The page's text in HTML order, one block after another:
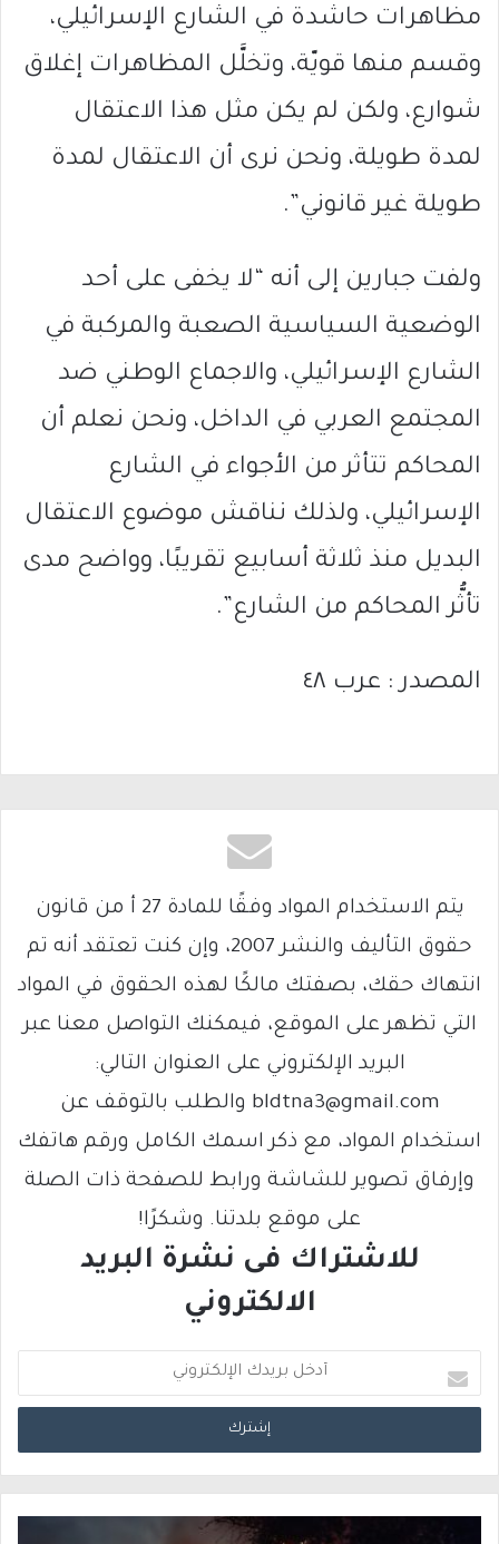
مظاهرات حاشدة في الشارع الإسرائيلي،
وقسم منها قويّة، وتخلَّل المظاهرات إغلاق
شوارع، ولكن لم يكن مثل هذا الاعتقال
لمدة طويلة، ونحن نرى أن الاعتقال لمدة
طويلة غير قانوني”.
ولفت جبارين إلى أنه “لا يخفى على أحد
الوضعية السياسية الصعبة والمركبة في
الشارع الإسرائيلي، والاجماع الوطني ضد
المجتمع العربي في الداخل، ونحن نعلم أن
المحاكم تتأثر من الأجواء في الشارع
الإسرائيلي، ولذلك نناقش موضوع الاعتقال
البديل منذ ثلاثة أسابيع تقريبًا، وواضح مدى
تأثُّر المحاكم من الشارع”.
المصدر : عرب ٤٨
يتم الاستخدام المواد وفقًا للمادة 27 أ من قانون
حقوق التأليف والنشر 2007، وإن كنت تعتقد أنه تم
انتهاك حقك، بصفتك مالكًا لهذه الحقوق في المواد
التي تظهر على الموقع، فيمكنك التواصل معنا عبر
البريد الإلكتروني على العنوان التالي:
bldtna3@gmail.com والطلب بالتوقف عن
استخدام المواد، مع ذكر اسمك الكامل ورقم هاتفك
وإرفاق تصوير للشاشة ورابط للصفحة ذات الصلة
على موقع بلدتنا. وشكرًا!
للاشتراك فى نشرة البريد
الالكتروني
د
خ